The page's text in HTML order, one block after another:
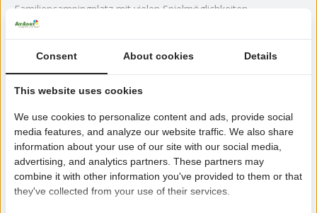
Familiencampingplatz mit vielen Spielmöglichkeiten.
Jetzt buchen!
Nach der Buchung haben Sie 24 Stunden Zeit, kostenlos
zu ändern oder zu stornieren.
Deshalb buchen Sie mit Zandhegge
Consent About cookies Details
This website uses cookies
We use cookies to personalize content and ads, provide social
media features, and analyze our website traffic. We also share
information about your use of our site with our social media,
advertising, and analytics partners. These partners may
combine it with other information you've provided to them or that
they've collected from your use of their services.